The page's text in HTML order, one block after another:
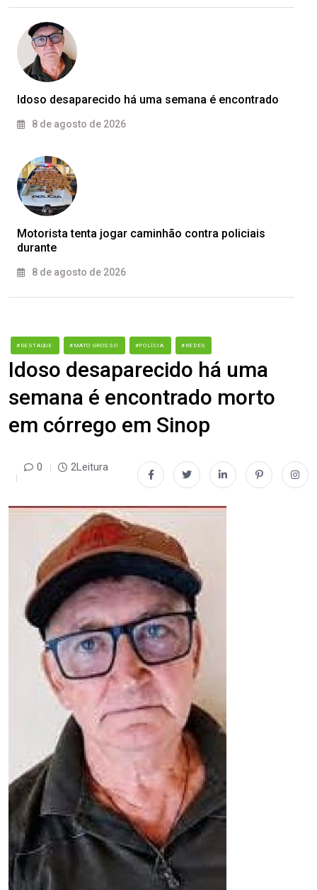
Idoso desaparecido há uma semana é encontrado
8 de agosto de 2026
Motorista tenta jogar caminhão contra policiais
durante
8 de agosto de 2026
#DESTAQUE #MATO GROSSO #POLÍCIA #REDES
Idoso desaparecido há uma
semana é encontrado morto
em córrego em Sinop
0 2Leitura